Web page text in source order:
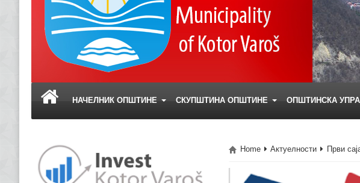
НАЧЕЛНИК ОПШТИНЕ СКУПШТИНА ОПШТИНЕ ОПШТИНСКА
Home Актуелности Први